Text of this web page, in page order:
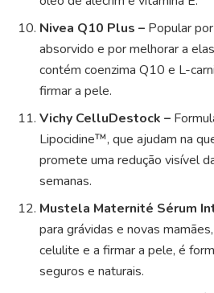
Nivea Q10 Plus – Popular
absorvido e por melhorar a
contém coenzima Q10 e L-
firmar a pele.
Vichy CelluDestock –
Lipocidine™, que ajudam na
promete uma redução visível
semanas.
Mustela Maternité Sérum
para grávidas e novas
celulite e a firmar a pele, é
seguros e naturais.